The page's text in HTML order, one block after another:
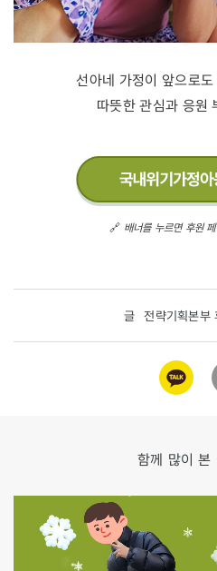
선아네 가정이 앞으로
따뜻한 관심과 응원
🔗 배너를 누르면 후원
글 전략기획본부
카카오
링크
함께 많이 본